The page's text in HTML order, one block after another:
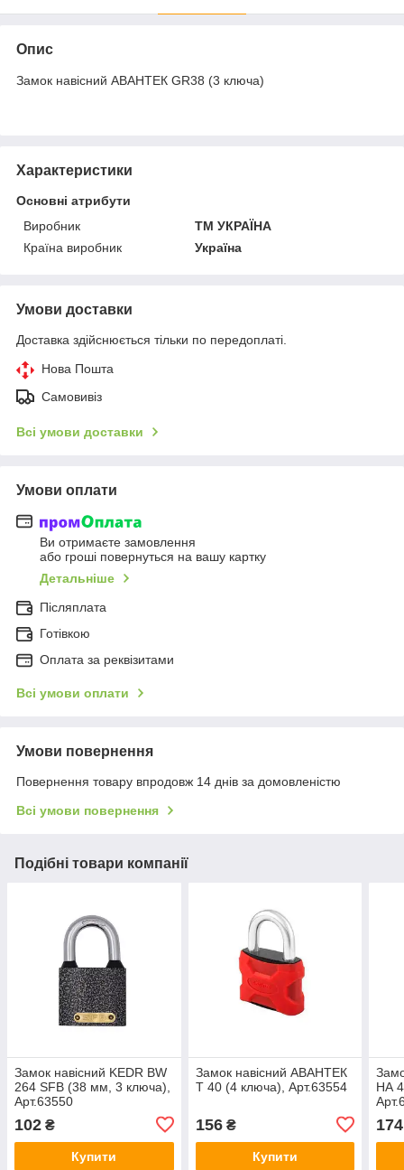
Опис
Замок навісний АВАНТЕК GR38 (3 ключа)
Характеристики
Основні атрибути
Виробник
ТМ УКРАЇНА
Країна виробник
Україна
Умови доставки
Доставка здійснюється тільки по передоплаті.
Нова Пошта
Самовивіз
Всі умови доставки
Умови оплати
Ви отримаєте замовлення
або гроші повернуться на вашу картку
Детальніше
Післяплата
Готівкою
Оплата за реквізитами
Всі умови оплати
Умови повернення
Повернення товару впродовж 14 днів за домовленістю
Всі умови повернення
Подібні товари компанії
Замок навісний KEDR BW
264 SFB (38 мм, 3 ключа),
Арт.63550
102 ₴
Купити
Замок навісний АВАНТЕК
T 40 (4 ключа), Арт.63554
156₴
Купити
НА
174